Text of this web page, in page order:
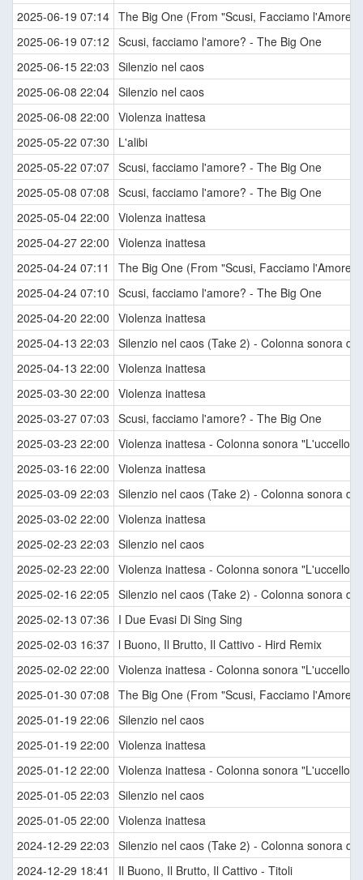
2025-06-19 07:14 The Big One (From "Scusi, Facciamo
2025-06-19 07:12 Scusi, facciamo l'amore? - The Big One
2025-06-15 22:03 Silenzio nel caos
2025-06-08 22:04 Silenzio nel caos
2025-06-08 22:00 Violenza inattesa
2025-05-22 07:30
L'alibi
2025-05-22 07:07 Scusi, facciamo l'amore? - The Big One
2025-05-08 07:08 Scusi, facciamo l'amore? - The Big One
2025-05-04 22:00 Violenza inattesa
2025-04-27 22:00 Violenza inattesa
2025-04-24 07:11
The Big One (From "Scusi, Facciamo
2025-04-24 07:10 Scusi, facciamo l'amore? - The Big One
2025-04-20 22:00 Violenza inattesa
2025-04-13 22:03 Silenzio nel caos (Take 2) - Colonna sonora
2025-04-13 22:00 Violenza inattesa
2025-03-30 22:00 Violenza inattesa
2025-03-27 07:03 Scusi, facciamo l'amore? - The Big One
2025-03-23 22:00 Violenza inattesa - Colonna sonora "L'uccello
2025-03-16 22:00 Violenza inattesa
2025-03-09 22:03 Silenzio nel caos (Take 2) - Colonna sonora
2025-03-02 22:00 Violenza inattesa
2025-02-23 22:03 Silenzio nel caos
2025-02-23 22:00 Violenza inattesa - Colonna sonora "L'uccello
2025-02-16 22:05 Silenzio nel caos (Take 2) - Colonna sonora
2025-02-13 07:36
I Due Evasi Di Sing Sing
2025-02-03 16:37 l Buono, Il Brutto, Il Cattivo - Hird Remix
2025-02-02 22:00 Violenza inattesa - Colonna sonora "L'uccello
2025-01-30 07:08 The Big One (From "Scusi, Facciamo
2025-01-19 22:06 Silenzio nel caos
2025-01-19 22:00 Violenza inattesa
2025-01-12 22:00 Violenza inattesa - Colonna sonora "L'uccello
2025-01-05 22:03 Silenzio nel caos
2025-01-05 22:00 Violenza inattesa
2024-12-29 22:03 Silenzio nel caos (Take 2) - Colonna sonora
2024-12-29 18:41
Il Buono, Il Brutto, Il Cattivo - Titoli